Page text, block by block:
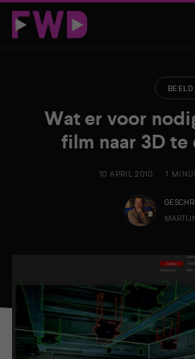
BEELD
Wat er voor
film naar 3D
10 APRIL 2010 1